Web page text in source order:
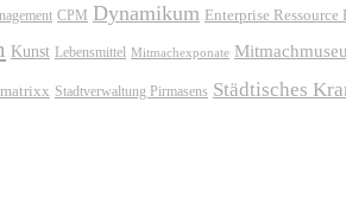
CPM Dynamikum Enterprise Ressource
Kunst Lebensmittel Mitmachexponate
Stadtverwaltung Pirmasens Städtisches